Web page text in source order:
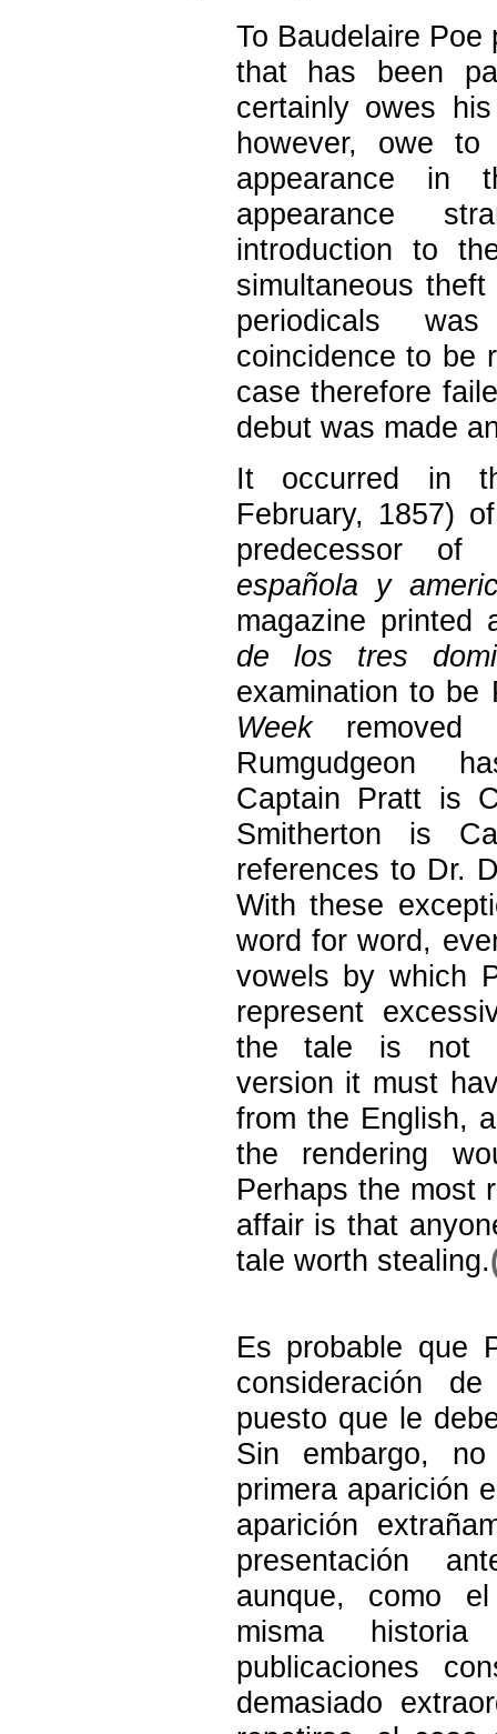
To Baudelaire
that has been
certainly owes
however, owe
appearance in
appearance
introduction to
simultaneous
periodicals
coincidence to be
case therefore
debut was made
It occurred in
February, 1857)
predecessor
española y
magazine
de los tres
examination to
Weekremoved
Rumgudgeon
Captain Pratt is
Smitherton is
references to Dr.
With these
word for word,
vowels by which
represent
the tale is not
version it must
from the English,
the rendering
Perhaps the most
affair is that
tale worth stealing.
Es probable que
consideración
puesto que le
Sin embargo,
primera aparición
aparición
presentación
aunque, como
misma
publicaciones
demasiado